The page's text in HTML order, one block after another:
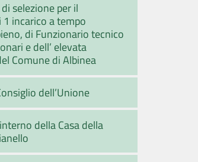
selezione per il
incarico a tempo
di Funzionario tecnico
e dell’ elevata
Comune di Albinea
dell’Unione
della Casa della